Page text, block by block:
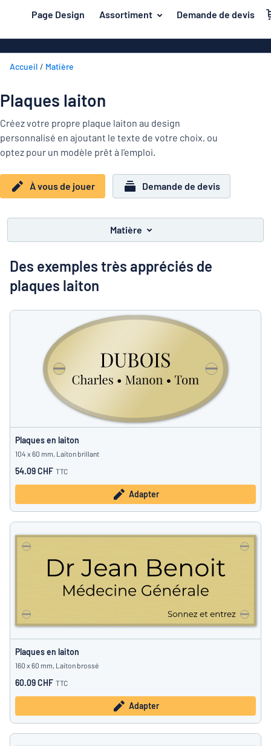
principal
Page Design Assortiment Demande de devis
Porte et boîte aux lettres
Maison et intérieur
Trafic et véhicules
Badges
Plaques animaux
Plaques enfants
Autocollants
Banderoles
Plaques
Plaques
ne parvenez pas à trouver ce que vous cherchez ?
Les
demandés
Matière
Porte
et
aux
lettres
Maison
et
et
Montrer toutes les catégories
Demande
de
connecter
Service
clients
Particulier /
au
de jouer
Accueil Matière
Plaques laiton
Créez votre propre plaque laiton au design
personnalisé en ajoutant le texte de votre choix, ou
optez pour un modèle prêt à l’emploi.
À vous de jouer Demande de devis
Matière
Des exemples très appréciés de
plaques laiton
Plaques en laiton
104 x 60 mm, Laiton brillant
54.09 CHF TTC
Adapter
Plaques en laiton
160 x 60 mm, Laiton brossé
60.09 CHF TTC
Adapter